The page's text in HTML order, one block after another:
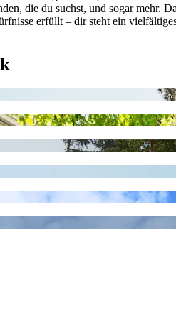
die du suchst, und sogar mehr.
erfüllt – dir steht ein